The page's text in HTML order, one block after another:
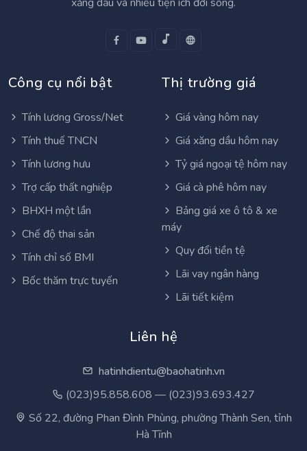
Công cụ nổi bật
Tính lương Gross/Net
Tính thuế TNCN
Tính lương hưu
Trợ cấp thất nghiệp
BHXH một lần
Chế độ thai sản
Tính chỉ số BMI
Bốc thăm trực tuyến
Thị trường giá
Giá vàng hôm nay
Giá xăng dầu hôm nay
Tỷ giá ngoại tệ hôm nay
Giá cà phê hôm nay
Bảng giá xe ô tô & xe
máy
Quy đổi tiền tệ
Lãi vay ngân hàng
Lãi tiết kiệm
Liên hệ
hatinhdientu@baohatinh.vn
(023)95.858.608 — (023)93.693.427
Số 22, đường Phan Đình Phùng, phường Thành Sen, tỉnh
Hà Tĩnh